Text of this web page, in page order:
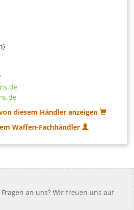
diesem Händler anzeigen
Waffen-Fachhändler
an uns? Wir freuen uns auf